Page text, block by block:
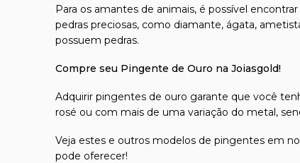
Para os amantes de animais, é possível
pedras preciosas, como diamante, ágata,
possuem pedras.
Compre seu Pingente de Ouro na Joiasgold!
Adquirir pingentes de ouro garante que você
rosé ou com mais de uma variação do metal,
Veja estes e outros modelos de pingentes em
pode oferecer!